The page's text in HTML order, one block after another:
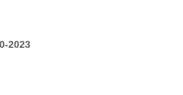
2023